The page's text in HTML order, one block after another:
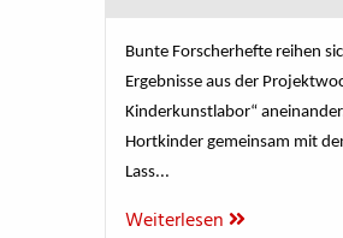
Bunte Forscherhefte reihen
Ergebnisse aus der
Kinderkunstlabor“
Hortkinder gemeinsam mit
Lass...
Weiterlesen